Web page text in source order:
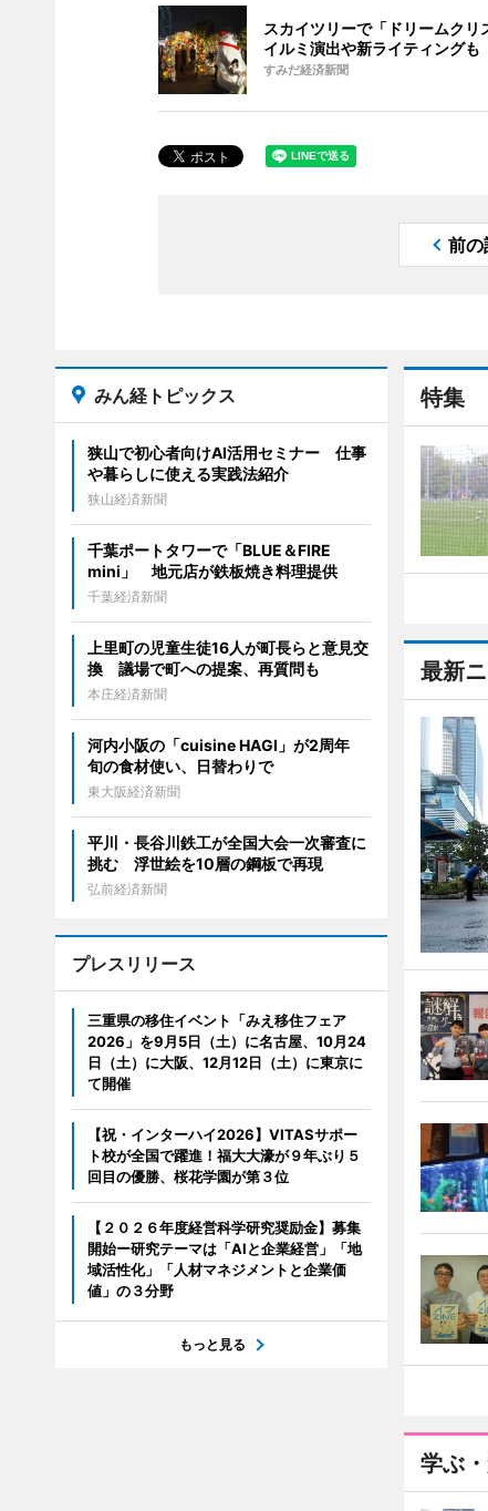
スカイツリーで「ドリームクリ
イルミ演出や新ライティングも
すみだ経済新聞
前の
特集
最新
学ぶ
みん経トピックス
狭山で初心者向けAI活用セミナー 仕事
や暮らしに使える実践法紹介
狭山経済新聞
千葉ポートタワーで「BLUE＆FIRE
mini」 地元店が鉄板焼き料理提供
千葉経済新聞
上里町の児童生徒16人が町長らと意見交
換 議場で町への提案、再質問も
本庄経済新聞
河内小阪の「cuisine HAGI」が2周年
旬の食材使い、日替わりで
東大阪経済新聞
平川・長谷川鉄工が全国大会一次審査に
挑む 浮世絵を10層の鋼板で再現
弘前経済新聞
プレスリリース
三重県の移住イベント「みえ移住フェア
2026」を9月5日（土）に名古屋、10月24
日（土）に大阪、12月12日（土）に東京に
て開催
【祝・インターハイ2026】VITASサポー
ト校が全国で躍進！福大大濠が９年ぶり５
回目の優勝、桜花学園が第３位
【２０２６年度経営科学研究奨励金】募集
開始ー研究テーマは「AIと企業経営」「地
域活性化」「人材マネジメントと企業価
値」の３分野
もっと見る